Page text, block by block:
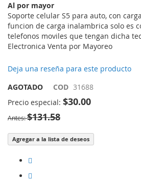
imágenes
Al por mayor
Soporte celular S5 para auto, con
funcion de carga inalambrica solo es
telefonos moviles que tengan dicha
Electronica Venta por Mayoreo
Deja una reseña para este producto
AGOTADO
COD 31688
Precio especial $30.00
Antes $131.58
Agregar a la lista de deseos